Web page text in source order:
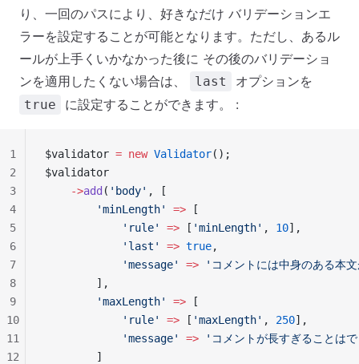
り、一回のパスにより、好きなだけ バリデーションエ
ラーを設定することが可能となります。ただし、あるル
ールが上手くいかなかった後に その後のバリデーショ
ンを適用したくない場合は、
last オプションを
true に設定することができます。 :
$validator = new Validator();
$validator
    ->
add ( 'body' , [
        'minLength'
=> [
            'rule'
=> [ 'minLength' , 10],
            'last'
=> true,
            'message'
=> 'コメントには中身のある本
        ],
        'maxLength'
=> [
            'rule'
=> [ 'maxLength' , 250],
            'message'
=> 'コメントが長すぎることは
        ]
1
2
3
4
5
6
7
8
9
10
11
12